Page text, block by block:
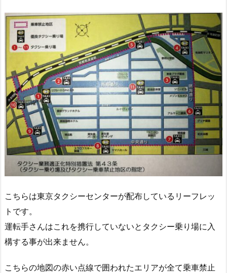
こちらは東京タクシーセンターが配布しているリーフレッ
トです。
運転手さんはこれを携行していないとタクシー乗り場に入
構する事が出来ません。
こちらの地図の赤い点線で囲われたエリアが全て乗車禁止